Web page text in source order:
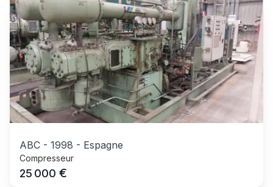
ABC - 1998 - Espagne
Compresseur
25 000 €